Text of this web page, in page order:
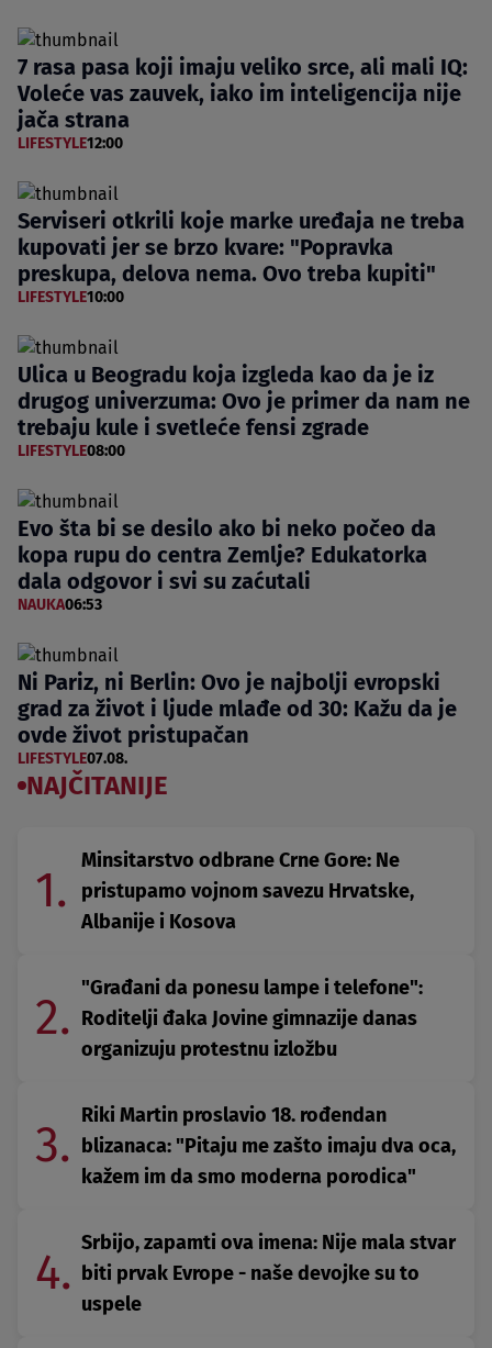
7 rasa pasa koji imaju veliko srce, ali mali IQ:
Voleće vas zauvek, iako im inteligencija nije
jača strana
LIFESTYLE12:00
Serviseri otkrili koje marke uređaja ne treba
kupovati jer se brzo kvare: "Popravka
preskupa, delova nema. Ovo treba kupiti"
LIFESTYLE10:00
Ulica u Beogradu koja izgleda kao da je iz
drugog univerzuma: Ovo je primer da nam ne
trebaju kule i svetleće fensi zgrade
LIFESTYLE08:00
Evo šta bi se desilo ako bi neko počeo da
kopa rupu do centra Zemlje? Edukatorka
dala odgovor i svi su zaćutali
NAUKA06:53
Ni Pariz, ni Berlin: Ovo je najbolji evropski
grad za život i ljude mlađe od 30: Kažu da je
ovde život pristupačan
LIFESTYLE07.08.
NAJČITANIJE
1.
Minsitarstvo odbrane Crne Gore: Ne
pristupamo vojnom savezu Hrvatske,
Albanije i Kosova
2.
"Građani da ponesu lampe i telefone":
Roditelji đaka Jovine gimnazije danas
organizuju protestnu izložbu
3.
Riki Martin proslavio 18. rođendan
blizanaca: "Pitaju me zašto imaju dva oca,
kažem im da smo moderna porodica"
4.
Srbijo, zapamti ova imena: Nije mala stvar
biti prvak Evrope - naše devojke su to
uspele